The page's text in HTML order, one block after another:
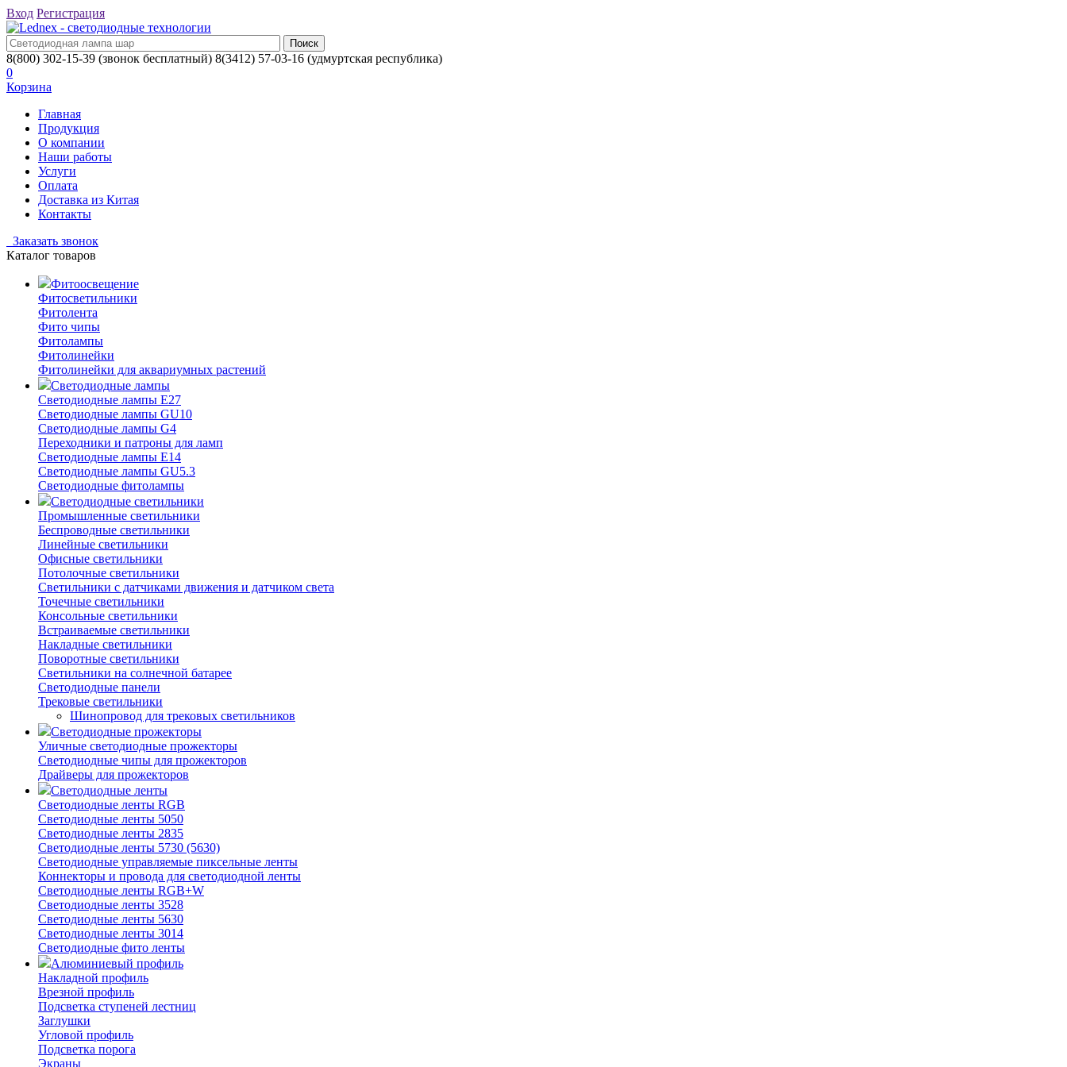
Вход Регистрация
8(800) 302-15-39 (звонок бесплатный) 8(3412) 57-03-16 (удмуртская республика)
0
Корзина
Главная
Продукция
О компании
Наши работы
Услуги
Оплата
Доставка из Китая
Контакты
Заказать звонок
Каталог товаров
Фитоосвещение
Фитосветильники
Фитолента
Фито чипы
Фитолампы
Фитолинейки
Фитолинейки для аквариумных растений
Светодиодные лампы
Светодиодные лампы E27
Светодиодные лампы GU10
Светодиодные лампы G4
Переходники и патроны для ламп
Светодиодные лампы E14
Светодиодные лампы GU5.3
Светодиодные фитолампы
Светодиодные светильники
Промышленные светильники
Беспроводные светильники
Линейные светильники
Офисные светильники
Потолочные светильники
Светильники с датчиками движения и датчиком света
Точечные светильники
Консольные светильники
Встраиваемые светильники
Накладные светильники
Поворотные светильники
Светильники на солнечной батарее
Светодиодные панели
Трековые светильники
Шинопровод для трековых светильников
Светодиодные прожекторы
Уличные светодиодные прожекторы
Светодиодные чипы для прожекторов
Драйверы для прожекторов
Светодиодные ленты
Светодиодные ленты RGB
Светодиодные ленты 5050
Светодиодные ленты 2835
Светодиодные ленты 5730 (5630)
Светодиодные управляемые пиксельные ленты
Коннекторы и провода для светодиодной ленты
Светодиодные ленты RGB+W
Светодиодные ленты 3528
Светодиодные ленты 5630
Светодиодные ленты 3014
Светодиодные фито ленты
Алюминиевый профиль
Накладной профиль
Врезной профиль
Подсветка ступеней лестниц
Заглушки
Угловой профиль
Подсветка порога
Экраны